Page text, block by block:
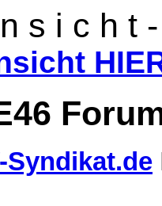
s i c h t -
Syndikat.de